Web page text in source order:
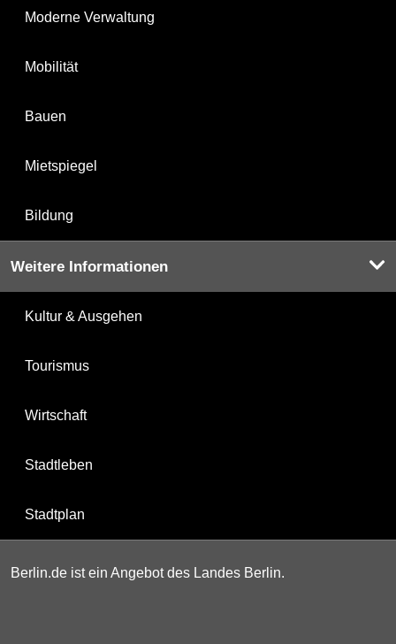
Moderne Verwaltung
Mobilität
Bauen
Mietspiegel
Bildung
Weitere Informationen
Kultur & Ausgehen
Tourismus
Wirtschaft
Stadtleben
Stadtplan
Berlin.de ist ein Angebot des Landes Berlin.